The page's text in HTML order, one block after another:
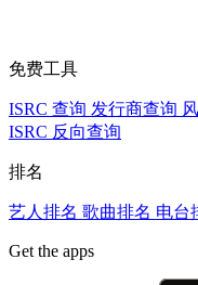
免费工具
ISRC 查询 发行商查询
ISRC 反向查询
排名
艺人排名 歌曲排名 电台
Get the apps